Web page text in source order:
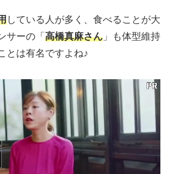
している人が多く、食べることが大
サーの「 高橋真麻さん 」も体型維持
とは有名ですよね♪